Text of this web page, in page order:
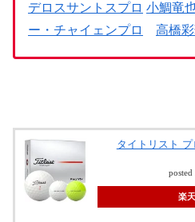
デロスサントスプロ 小鯛竜
ー・チャイェンプロ
高橋
タイトリスト
楽